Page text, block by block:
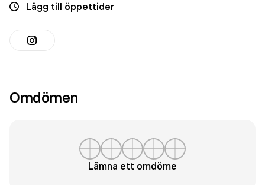
Lägg till öppettider
Omdömen
Lämna ett omdöme